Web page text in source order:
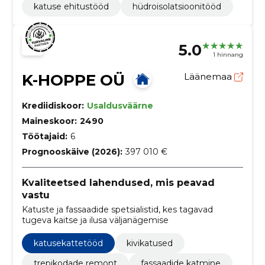
katuse ehitustööd
hüdroisolatsioonitööd
5.0 1 hinnang
K-HOPPE OÜ Läänemaa
Krediidiskoor: Usaldusväärne
Maineskoor: 2490
Töötajaid: 6
Prognooskäive (2026): 397 010 €
Kvaliteetsed lahendused, mis peavad
vastu
Katuste ja fassaadide spetsialistid, kes tagavad
tugeva kaitse ja ilusa väljanägemise
katusekattetööd
kivikatused